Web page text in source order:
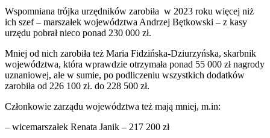
Wspomniana trójka urzędników zarobiła w 2023 roku więcej niż
ich szef – marszałek województwa Andrzej Bętkowski – z kasy
urzędu pobrał nieco ponad 230 000 zł.
Mniej od nich zarobiła też Maria Fidzińska-Dziurzyńska, skarbnik
województwa, która wprawdzie otrzymała ponad 55 000 zł nagrody
uznaniowej, ale w sumie, po podliczeniu wszystkich dodatków
zarobiła od 226 100 zł. do 228 500 zł.
Członkowie zarządu województwa też mają mniej, m.in:
– wicemarszałek Renata Janik – 217 200 zł